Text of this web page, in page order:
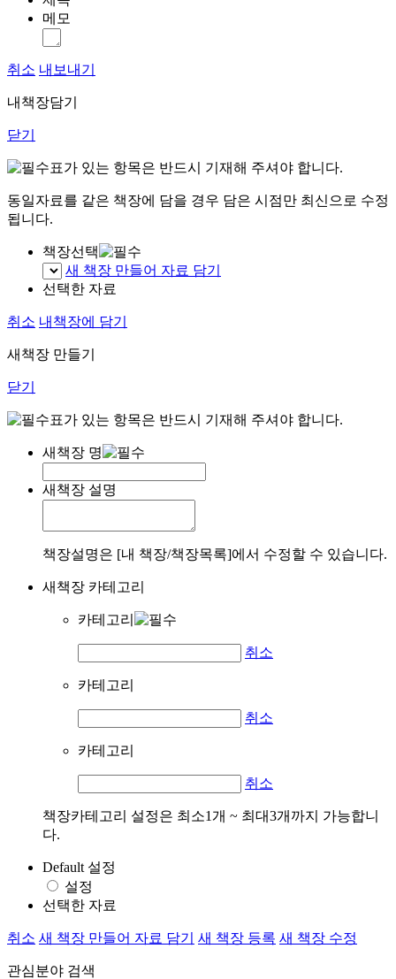
메모
취소 내보내기
내책장담기
닫기
표가 있는 항목은 반드시 기재해 주셔야 합니다.
동일자료를 같은 책장에 담을 경우 담은 시점만 최신으로 수정
됩니다.
책장선택
새 책장 만들어 자료 담기
선택한 자료
취소 내책장에 담기
새책장 만들기
닫기
표가 있는 항목은 반드시 기재해 주셔야 합니다.
새책장 명
새책장 설명
책장설명은 [내 책장/책장목록]에서 수정할 수 있습니다.
새책장 카테고리
카테고리
취소
카테고리
취소
카테고리
취소
책장카테고리 설정은 최소1개 ~ 최대3개까지 가능합니
다.
Default 설정
설정
선택한 자료
취소 새 책장 만들어 자료 담기 새 책장 등록 새 책장 수정
관심분야 검색